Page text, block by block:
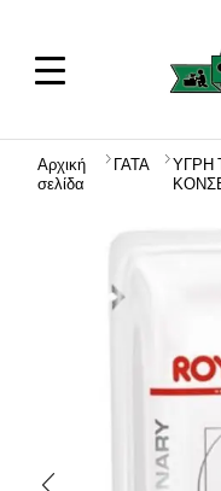
Αρχική
σελίδα
ΓΑΤΑ
ΥΓΡΗ